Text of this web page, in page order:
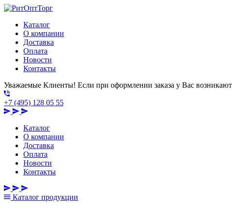
Каталог
О компании
Доставка
Оплата
Новости
Контакты
Уважаемые Клиенты! Если при оформлении заказа у Вас
+7 (495) 128 05 55
Каталог
О компании
Доставка
Оплата
Новости
Контакты
Каталог продукции